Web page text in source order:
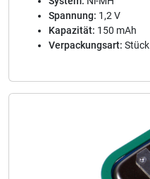
Spannung: 1,2 V
Kapazität: 150 mAh
Verpackungsart: Stück